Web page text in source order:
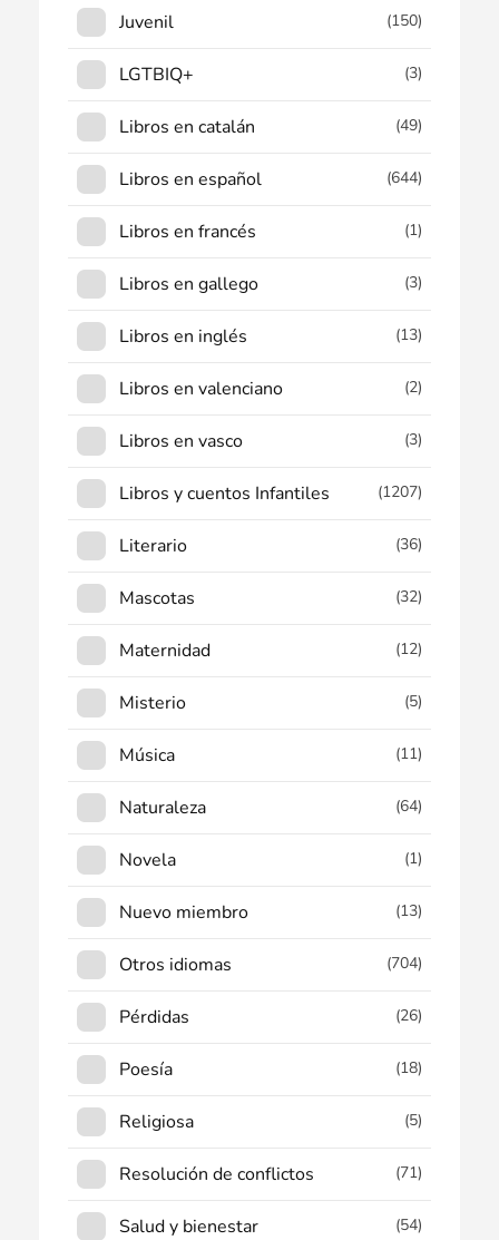
Juvenil (150)
LGTBIQ+ (3)
Libros en catalán (49)
Libros en español (644)
Libros en francés (1)
Libros en gallego (3)
Libros en inglés (13)
Libros en valenciano (2)
Libros en vasco (3)
Libros y cuentos Infantiles (1207)
Literario (36)
Mascotas (32)
Maternidad (12)
Misterio (5)
Música (11)
Naturaleza (64)
Novela (1)
Nuevo miembro (13)
Otros idiomas (704)
Pérdidas (26)
Poesía (18)
Religiosa (5)
Resolución de conflictos (71)
Salud y bienestar (54)